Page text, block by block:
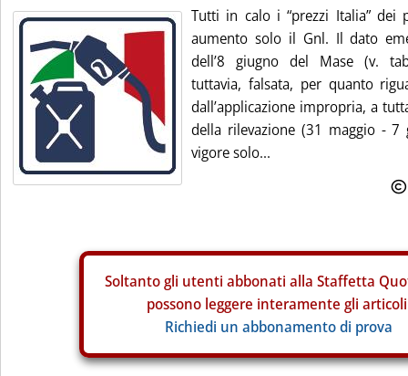
Tutti in calo i “prezzi Italia” dei
aumento solo il Gnl. Il dato
dell’8 giugno del Mase (v.
tuttavia, falsata, per quanto
dall’applicazione impropria, a
della rilevazione (31 maggio - 7
vigore solo...
Soltanto gli utenti abbonati alla Staffetta
possono leggere interamente gli
Richiedi un abbonamento di prova